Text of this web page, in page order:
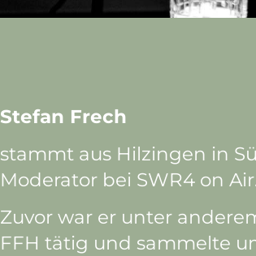
Stefan Frech
stammt aus Hilzingen in
Moderator bei SWR4 on
Zuvor war er unter
FFH tätig und sammelte